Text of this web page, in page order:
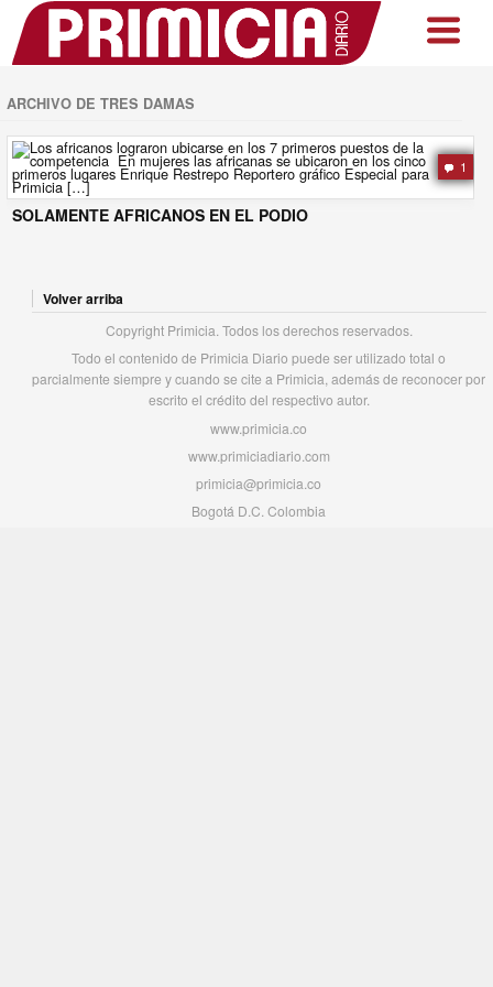
ARCHIVO DE TRES DAMAS
1
SOLAMENTE AFRICANOS EN EL PODIO
Volver arriba
Copyright Primicia. Todos los derechos reservados.
Todo el contenido de Primicia Diario puede ser utilizado total o
parcialmente siempre y cuando se cite a Primicia, además de reconocer por
escrito el crédito del respectivo autor.
www.primicia.co
www.primiciadiario.com
primicia@primicia.co
Bogotá D.C. Colombia